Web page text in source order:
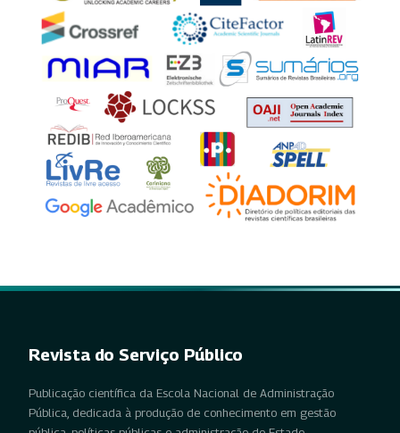
Revista do Serviço Público
Publicação científica da Escola Nacional de Administração
Pública, dedicada à produção de conhecimento em gestão